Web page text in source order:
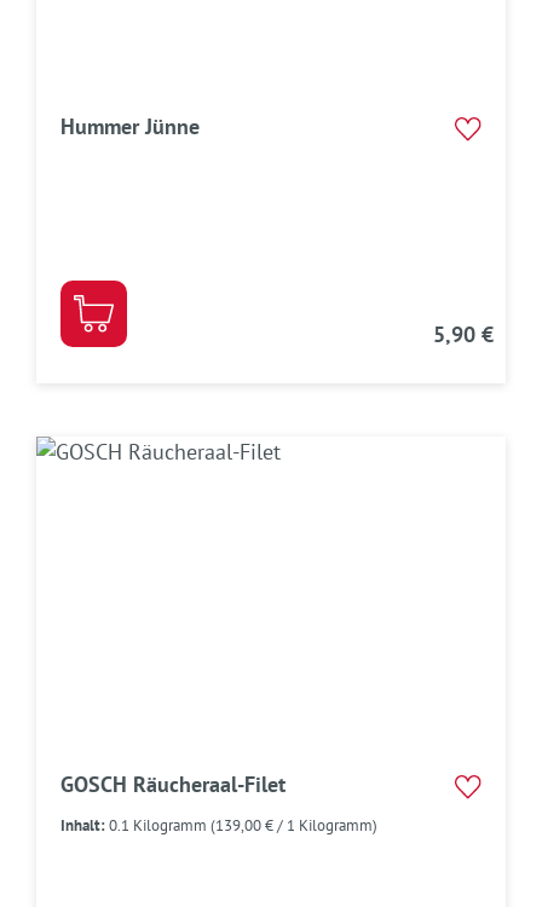
Hummer Jünne
5,90 €
GOSCH Räucheraal-Filet
Inhalt:0.1 Kilogramm (139,00 € / 1 Kilogramm)